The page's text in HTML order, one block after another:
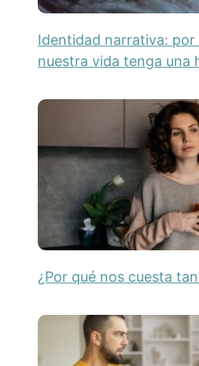
Identidad narrativa:
nuestra vida tenga una
¿Por qué nos cuesta